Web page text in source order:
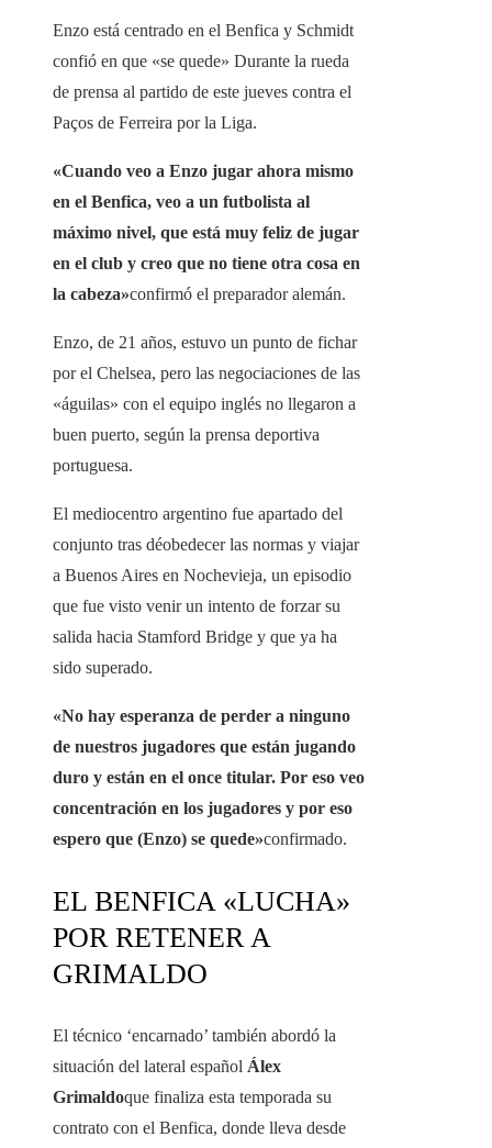
Enzo está centrado en el Benfica y Schmidt
confió en que «se quede» Durante la rueda
de prensa al partido de este jueves contra el
Paços de Ferreira por la Liga.
«Cuando veo a Enzo jugar ahora mismo
en el Benfica, veo a un futbolista al
máximo nivel, que está muy feliz de jugar
en el club y creo que no tiene otra cosa en
la cabeza»confirmó el preparador alemán.
Enzo, de 21 años, estuvo un punto de fichar
por el Chelsea, pero las negociaciones de las
«águilas» con el equipo inglés no llegaron a
buen puerto, según la prensa deportiva
portuguesa.
El mediocentro argentino fue apartado del
conjunto tras déobedecer las normas y viajar
a Buenos Aires en Nochevieja, un episodio
que fue visto venir un intento de forzar su
salida hacia Stamford Bridge y que ya ha
sido superado.
«No hay esperanza de perder a ninguno
de nuestros jugadores que están jugando
duro y están en el once titular. Por eso veo
concentración en los jugadores y por eso
espero que (Enzo) se quede»confirmado.
EL BENFICA «LUCHA»
POR RETENER A
GRIMALDO
El técnico ‘encarnado’ también abordó la
situación del lateral español Álex
Grimaldoque finaliza esta temporada su
contrato con el Benfica, donde lleva desde